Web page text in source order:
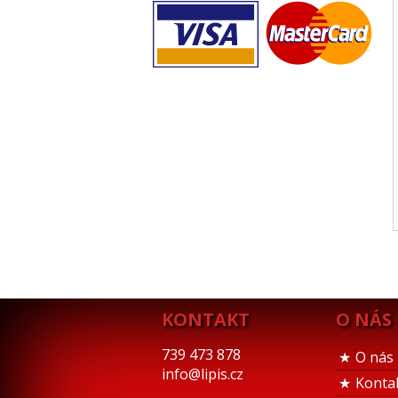
KONTAKT
739 473 878
info@lipis.cz
O NÁS
O nás